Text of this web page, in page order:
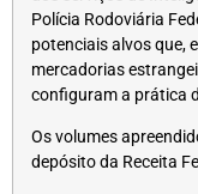
Polícia Rodoviária
potenciais alvos que,
mercadorias
configuram a prática
Os volumes
depósito da Receita